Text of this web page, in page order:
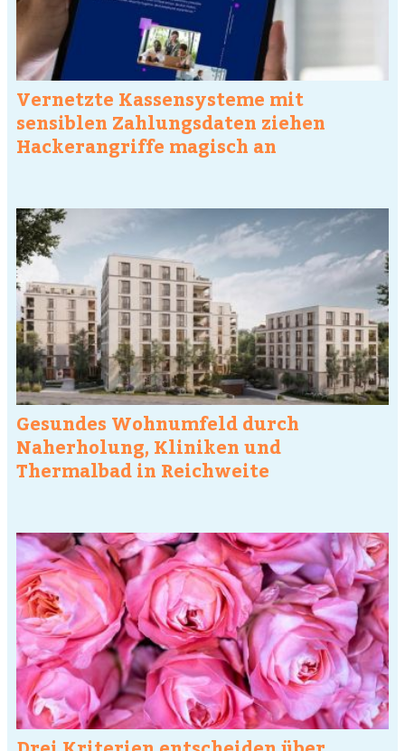
Vernetzte Kassensysteme mit
sensiblen Zahlungsdaten ziehen
Hackerangriffe magisch an
Gesundes Wohnumfeld durch
Naherholung, Kliniken und
Thermalbad in Reichweite